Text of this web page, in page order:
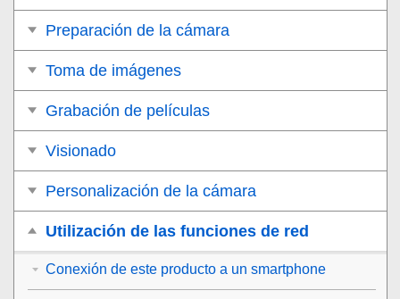
Preparación de la cámara
Toma de imágenes
Grabación de películas
Visionado
Personalización de la cámara
Utilización de las funciones de red
Conexión de este producto a un smartphone